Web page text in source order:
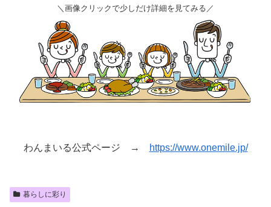
＼画像クリックで少しだけ詳細を見てみる／
わんまいる公式ページ → https://www.onemile.jp/
暮らしに彩り